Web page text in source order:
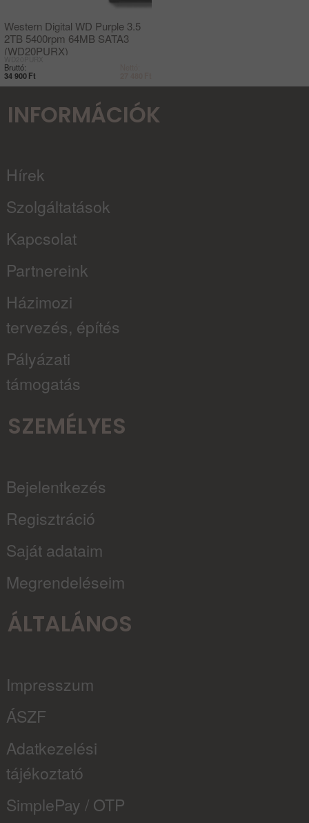
Western Digital WD Purple 3.5
2TB 5400rpm 64MB SATA3
(WD20PURX)
Bruttó:
34 900 Ft
INFORMÁCIÓK
Hírek
Szolgáltatások
Kapcsolat
Partnereink
Házimozi
tervezés, építés
Pályázati
támogatás
SZEMÉLYES
Bejelentkezés
Regisztráció
Saját adataim
Megrendeléseim
ÁLTALÁNOS
Impresszum
ÁSZF
Adatkezelési
tájékoztató
SimplePay / OTP